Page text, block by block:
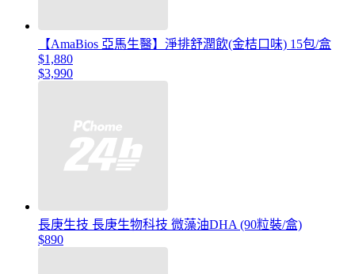
【AmaBios 亞馬生醫】淨排舒潤飲(金桔口味) 15包/盒
$1,880
$3,990
長庚生技 長庚生物科技 微藻油DHA (90粒裝/盒)
$890